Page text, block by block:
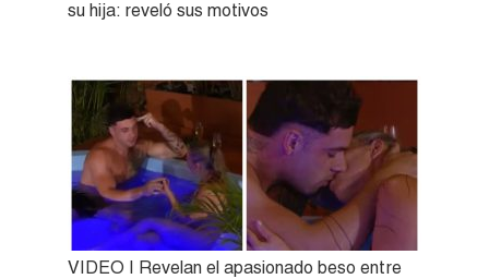
su hija: reveló sus motivos
VIDEO | Revelan el apasionado beso entre